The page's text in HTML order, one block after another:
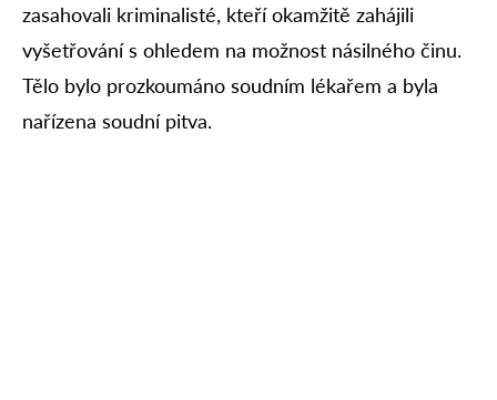
zasahovali kriminalisté, kteří okamžitě zahájili
vyšetřování s ohledem na možnost násilného činu.
Tělo bylo prozkoumáno soudním lékařem a byla
nařízena soudní pitva.